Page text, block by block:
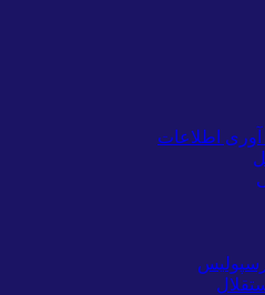
آوری اطلاعات